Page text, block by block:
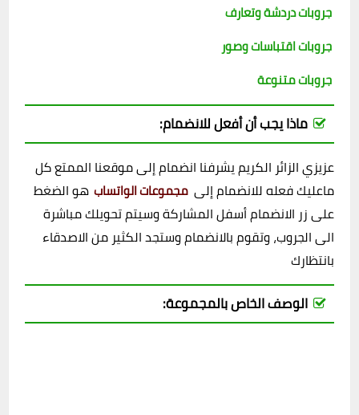
جروبات دردشة وتعارف
جروبات اقتباسات وصور
جروبات متنوعة
ماذا يجب أن أفعل للانضمام:
عزيزي الزائر الكريم يشرفنا انضمام إلى موقعنا الممتع كل
ماعليك فعله للانضمام إلى مجموعات الواتساب هو الضغط
على زر الانضمام أسفل المشاركة وسيتم تحويلك مباشرة
الى الجروب، وتقوم بالانضمام وستجد الكثير من الاصدقاء
بانتظارك
الوصف الخاص بالمجموعة: